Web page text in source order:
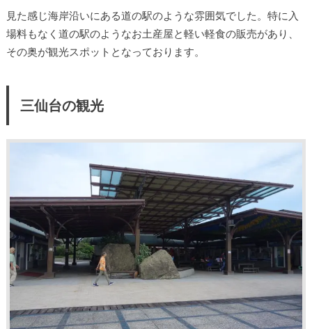
見た感じ海岸沿いにある道の駅のような雰囲気でした。特に入
場料もなく道の駅のようなお土産屋と軽い軽食の販売があり、
その奥が観光スポットとなっております。
三仙台の観光